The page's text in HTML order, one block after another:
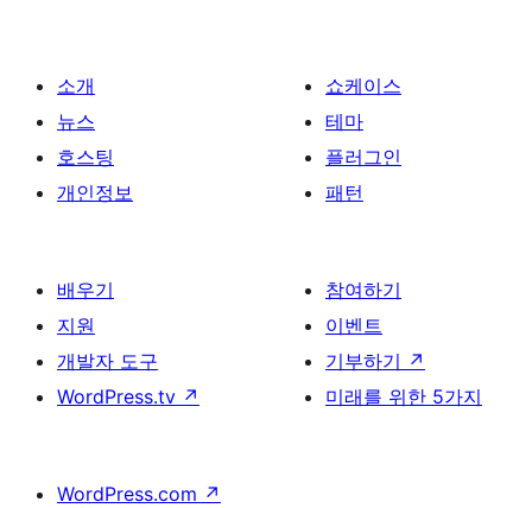
소개
뉴스
호스팅
개인정보
쇼케이스
테마
플러그인
패턴
배우기
지원
개발자 도구
WordPress.tv ↗
참여하기
이벤트
기부하기 ↗
미래를 위한 5가지
WordPress.com ↗